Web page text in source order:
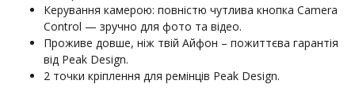
Керування камерою: повністю чутлива кнопка Camera
Control — зручно для фото та відео.
Проживе довше, ніж твій Айфон – пожиттєва гарантія
від Peak Design.
2 точки кріплення для ремінців Peak Design.